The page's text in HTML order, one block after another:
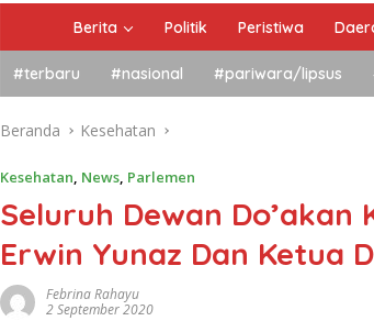
Berita Politik Peristiwa
#terbaru #nasional #pariwara/lipsus
Beranda Kesehatan
Kesehatan, News, Parlemen
Seluruh Dewan Do’akan
Erwin Yunaz Dan Ketua
Febrina Rahayu
2 September 2020